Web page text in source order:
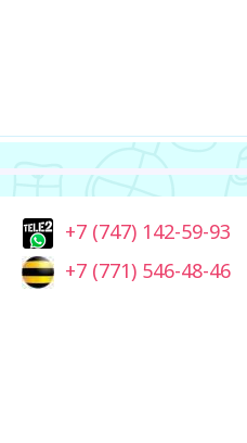
+7 (747) 142-59-93
+7 (771) 546-48-46